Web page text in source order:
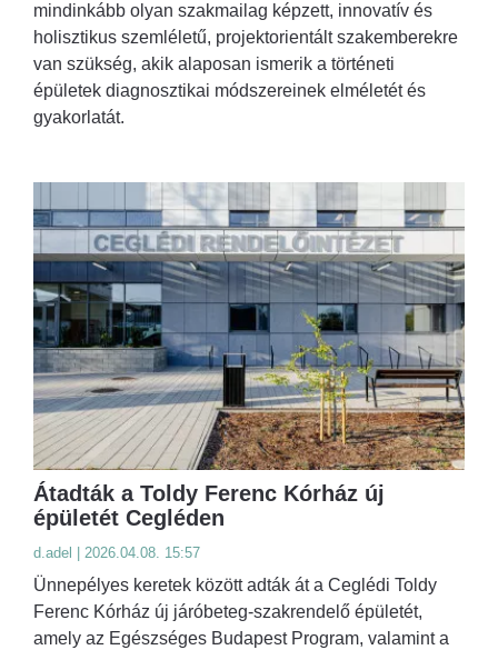
mindinkább olyan szakmailag képzett, innovatív és
holisztikus szemléletű, projektorientált szakemberekre
van szükség, akik alaposan ismerik a történeti
épületek diagnosztikai módszereinek elméletét és
gyakorlatát.
Átadták a Toldy Ferenc Kórház új
épületét Cegléden
d.adel | 2026.04.08. 15:57
Ünnepélyes keretek között adták át a Ceglédi Toldy
Ferenc Kórház új járóbeteg-szakrendelő épületét,
amely az Egészséges Budapest Program, valamint a